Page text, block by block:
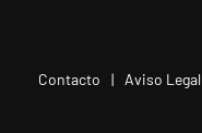
Contacto Aviso Legal